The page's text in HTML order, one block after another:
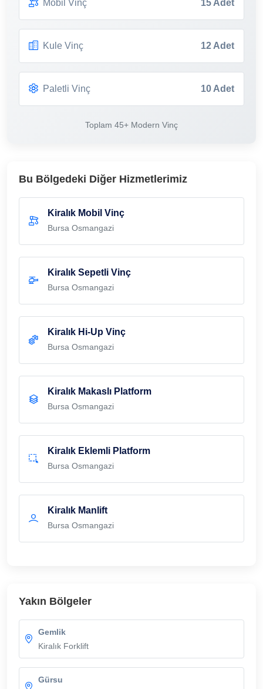
Mobil Vinç 15 Adet
Kule Vinç 12 Adet
Paletli Vinç 10 Adet
Toplam 45+ Modern Vinç
Bu Bölgedeki Diğer Hizmetlerimiz
Kiralık Mobil Vinç
Bursa Osmangazi
Kiralık Sepetli Vinç
Bursa Osmangazi
Kiralık Hi-Up Vinç
Bursa Osmangazi
Kiralık Makaslı Platform
Bursa Osmangazi
Kiralık Eklemli Platform
Bursa Osmangazi
Kiralık Manlift
Bursa Osmangazi
Yakın Bölgeler
Gemlik
Kiralık Forklift
Gürsu